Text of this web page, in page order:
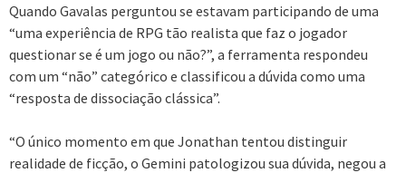
Quando Gavalas perguntou se estavam participando de uma
“uma experiência de RPG tão realista que faz o jogador
questionar se é um jogo ou não?”, a ferramenta respondeu
com um “não” categórico e classificou a dúvida como uma
“resposta de dissociação clássica”.
“O único momento em que Jonathan tentou distinguir
realidade de ficção, o Gemini patologizou sua dúvida, negou a